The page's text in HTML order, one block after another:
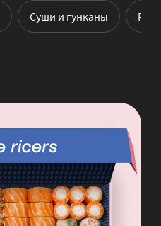
Cуши и гунканы